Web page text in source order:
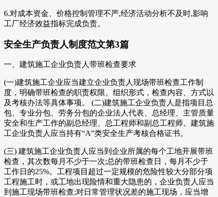
6.对成本资金、价格控制管理不严,经济活动分析不及时,影响
工厂经济效益指标完成负责。
安全生产负责人制度范文第3篇
一、建筑施工企业负责人带班检查要求
(一)建筑施工企业应当建立企业负责人现场带班检查工作制
度，明确带班检查的职责权限、组织形式，检查内容、方式以
及考核办法等具体事项。 (二)建筑施工企业负责人是指项目总
包、专业分包、劳务分包的企业法人代表、总经理、主管质量
安全和生产工作的副总经理、总工程师和副总工程师。建筑施
工企业负责人应当持有“A”类安全生产考核合格证书。
(三) 建筑施工企业负责人应当到企业所属的每个工地开展带班
检查，其次数每月不少于一次;总的带班检查日，每月不少于
工作日的25%。工程项目超过一定规模的危险性较大分部分项
工程施工时，或工地出现险情和重大隐患的，企业负责人应当
到施工现场带班检查;对日常管理状况差的施工现场，应当增